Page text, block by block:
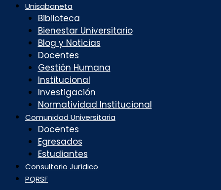
Unisabaneta
Biblioteca
Bienestar Universitario
Blog y Noticias
Docentes
Gestión Humana
Institucional
Investigación
Normatividad Institucional
Comunidad Universitaria
Docentes
Egresados
Estudiantes
Consultorio Jurídico
PQRSF